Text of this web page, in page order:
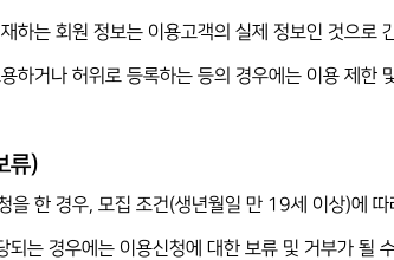
하는 회원 정보는 이용고객의 실제 정보인 것으로
하거나 허위로 등록하는 등의 경우에는 이용 제한
류)
을 한 경우, 모집 조건(생년월일 만 19세 이상)에
되는 경우에는 이용신청에 대한 보류 및 거부가 될